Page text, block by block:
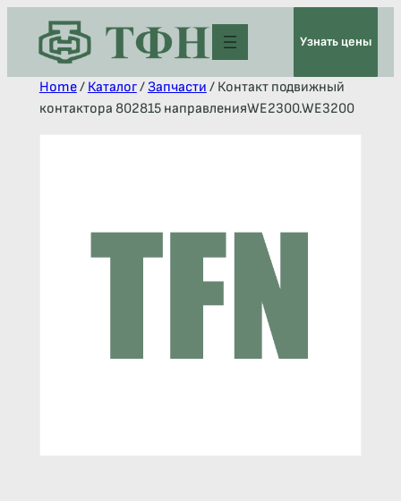
Узнать цены
Home/ Каталог/ Запчасти / Контакт подвижный
контактора 802815 направленияWE2300.WE3200